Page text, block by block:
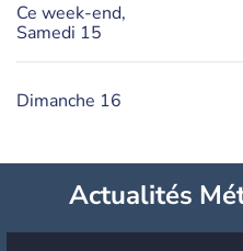
Ce week-end,
Samedi 15
Dimanche 16
Actualités